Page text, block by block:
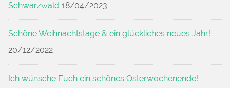
Schwarzwald 18/04/2023
Schöne Weihnachtstage & ein glückliches neues Jahr!
20/12/2022
Ich wünsche Euch ein schönes Osterwochenende!